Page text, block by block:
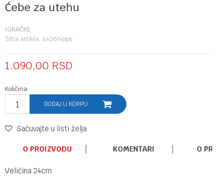
Ćebe za utehu
IGRAČKE
Šifra artikla: 6426hippo
1.090,00 RSD
Količina:
DODAJ U KORPU
Sačuvajte u listi želja
O PROIZVODU KOMENTARI O
Veličina 24cm